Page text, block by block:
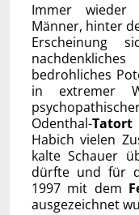
Immer wieder
Männer, hinter
Erscheinung
bedrohliches
in extremer
Odenthal-Tatort
Habich vielen
kalte Schauer
dürfte und für
1997 mit dem
ausgezeichnet